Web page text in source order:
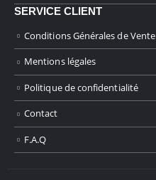
SERVICE CLIENT
Conditions Générales de Vente
Mentions légales
Politique de confidentialité
Contact
F.A.Q